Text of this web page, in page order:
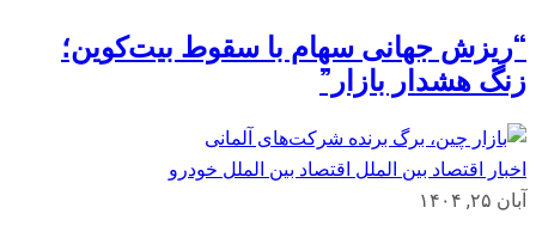
“ریزش جهانی سهام با سقوط بیت‌کوین؛
زنگ هشدار بازار”
اخبار اقتصاد بین الملل اقتصاد بین الملل خودرو
آبان ۲۵, ۱۴۰۴